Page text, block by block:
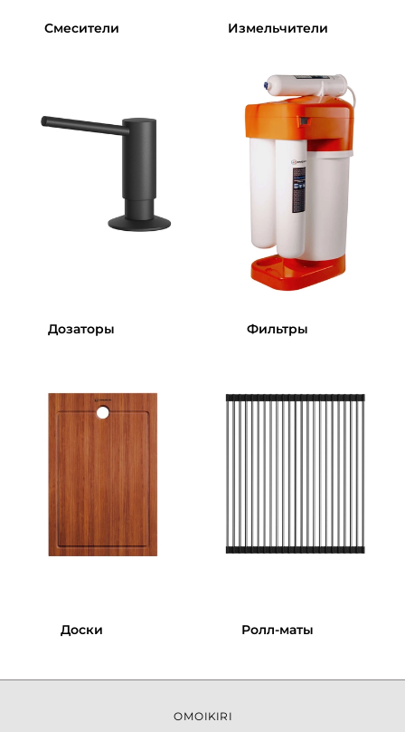
Смесители Измельчители
Дозаторы Фильтры
Доски Ролл-маты
OMOIKIRI